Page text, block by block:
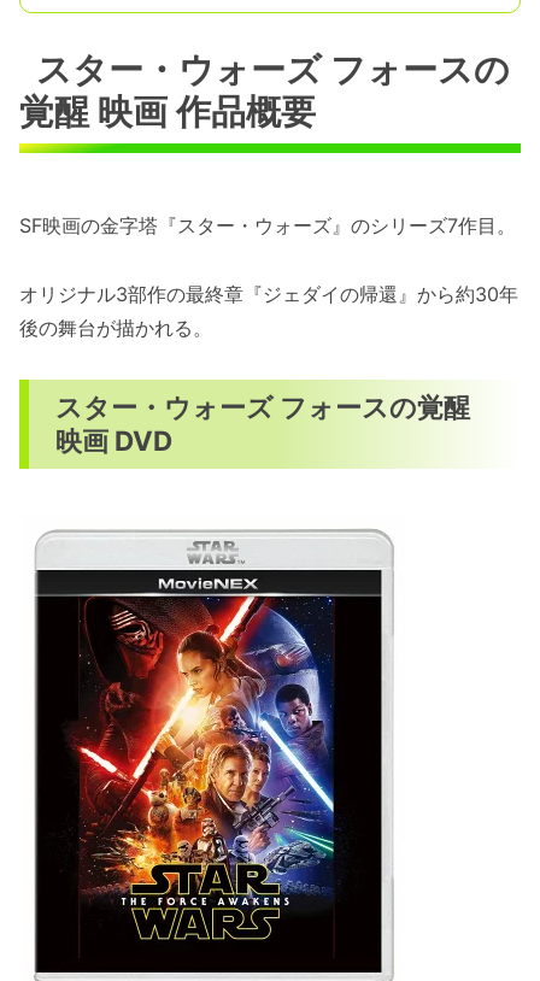
スター・ウォーズ フォースの
覚醒 映画 作品概要
SF映画の金字塔『スター・ウォーズ』のシリーズ7作目。
オリジナル3部作の最終章『ジェダイの帰還』から約30年
後の舞台が描かれる。
スター・ウォーズ フォースの覚醒
映画 DVD